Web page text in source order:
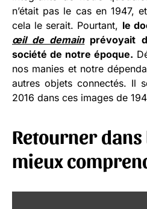
n’était pas le cas en 1947,
cela le serait. Pourtant, le
œil de demainprévoyait
société de notre époque.
nos manies et notre
autres objets connectés. Il
2016 dans ces images de
Retourner
mieux